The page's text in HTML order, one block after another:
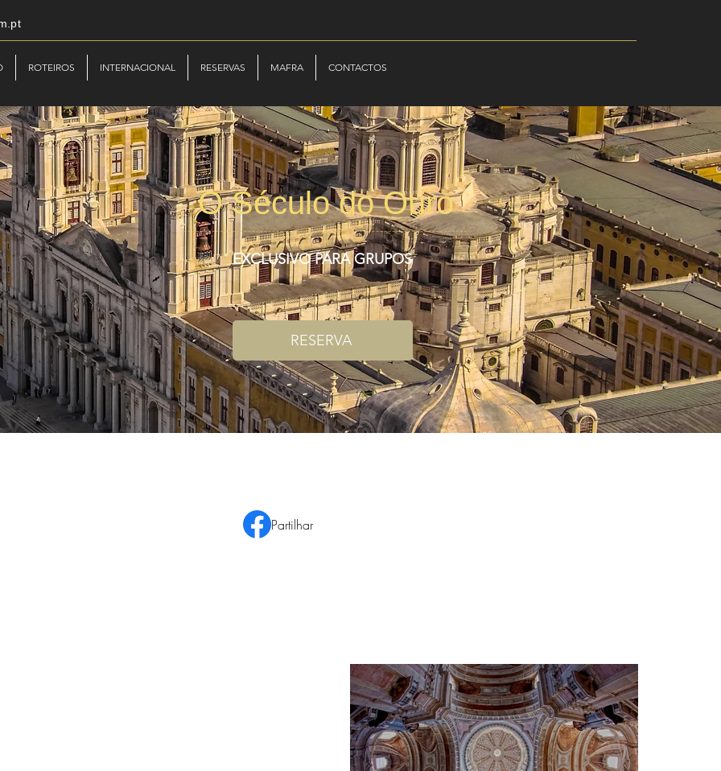
ROTEIROS INTERNACIONAL RESERVAS MAFRA CONTACTOS
O Século do Ouro
EXCLUSIVO PARA GRUPOS
RESERVA
Partilhar